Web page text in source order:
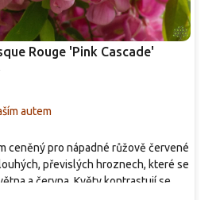
Rouge 'Pink Cascade'
autem
ceněný pro nápadné růžově červené
převislých hroznech, které se
a června. Květy kontrastují se